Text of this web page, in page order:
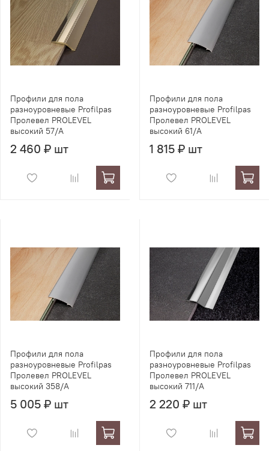
Профили для пола
разноуровневые Profilpas
Пролевел PROLEVEL
высокий 57/A
2 460 ₽ шт
Профили для пола
разноуровневые Profilpas
Пролевел PROLEVEL
высокий 61/A
1 815 ₽ шт
Профили для пола
разноуровневые Profilpas
Пролевел PROLEVEL
высокий 358/A
5 005 ₽ шт
Профили для пола
разноуровневые Profilpas
Пролевел PROLEVEL
высокий 711/A
2 220 ₽ шт